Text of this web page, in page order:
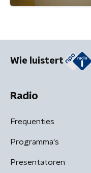
Wie luistert
Radio
Frequenties
Programma's
Presentatoren